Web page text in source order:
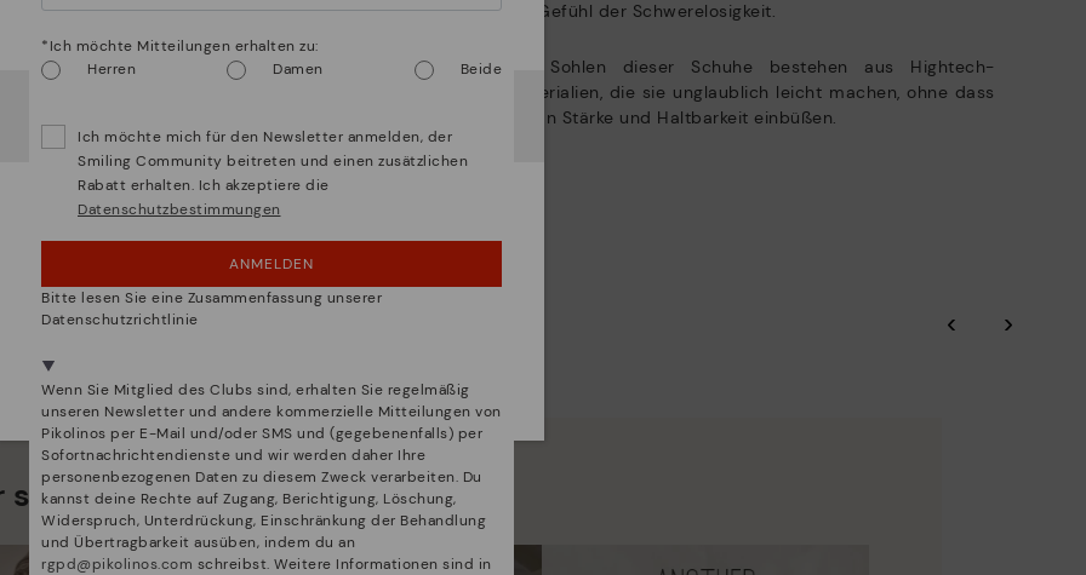
ein Gefühl der Schwerelosigkeit.
Die Sohlen dieser Schuhe bestehen aus Hightech-
Materialien, die sie unglaublich leicht machen, ohne dass
sie an Stärke und Haltbarkeit einbüßen.
‹ ›
sind viel mehr als nur Schuhe
Vorsicht!
¿Möchten Sie auf die Website vonUsagehen?
UPS! DAS WAR EIN VERSEHEN, ICH BLEIBE IN
NEIN, ICH MÖCHTE DIE WEBSITE VON
DEUTSCHLAND BESUCHEN
Wählen Siehier ihre aus.
*Ich möchte Mitteilungen erhalten zu:
Herren
Damen Beide
Ich möchte mich für den Newsletter anmelden, der
Smiling Community beitreten und einen zusätzlichen
Rabatt erhalten. Ich akzeptiere die
Datenschutzbestimmungen
ANMELDEN
Bitte lesen Sie eine Zusammenfassung unserer
Datenschutzrichtlinie
Wenn Sie Mitglied des Clubs sind, erhalten Sie regelmäßig
unseren Newsletter und andere kommerzielle Mitteilungen von
Pikolinos per E-Mail und/oder SMS und (gegebenenfalls) per
Sofortnachrichtendienste und wir werden daher Ihre
personenbezogenen Daten zu diesem Zweck verarbeiten. Du
kannst deine Rechte auf Zugang, Berichtigung, Löschung,
Widerspruch, Unterdrückung, Einschränkung der Behandlung
und Übertragbarkeit ausüben, indem du an
rgpd@pikolinos.com schreibst. Weitere Informationen sind in